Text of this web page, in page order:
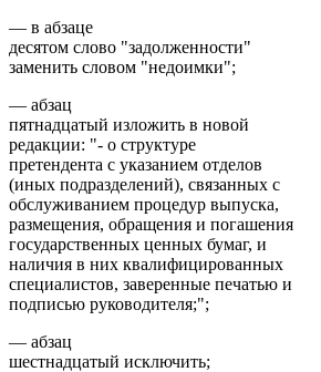
— в абзаце
десятом слово "задолженности"
заменить словом "недоимки";
— абзац
пятнадцатый изложить в новой
редакции: "- о структуре
претендента с указанием отделов
(иных подразделений), связанных с
обслуживанием процедур выпуска,
размещения, обращения и погашения
государственных ценных бумаг, и
наличия в них квалифицированных
специалистов, заверенные печатью и
подписью руководителя;";
— абзац
шестнадцатый исключить;